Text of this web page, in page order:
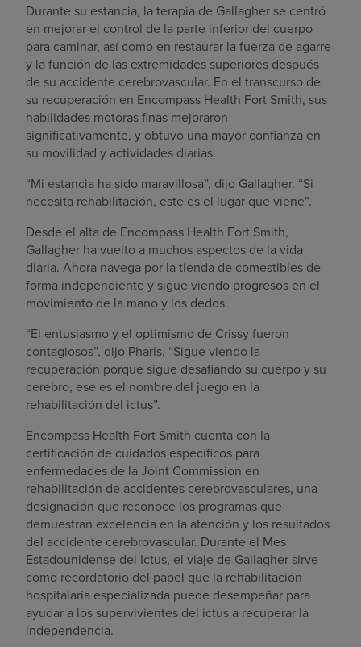
Durante su estancia, la terapia de Gallagher se centró
en mejorar el control de la parte inferior del cuerpo
para caminar, así como en restaurar la fuerza de agarre
y la función de las extremidades superiores después
de su accidente cerebrovascular. En el transcurso de
su recuperación en Encompass Health Fort Smith, sus
habilidades motoras finas mejoraron
significativamente, y obtuvo una mayor confianza en
su movilidad y actividades diarias.
“Mi estancia ha sido maravillosa”, dijo Gallagher. “Si
necesita rehabilitación, este es el lugar que viene”.
Desde el alta de Encompass Health Fort Smith,
Gallagher ha vuelto a muchos aspectos de la vida
diaria. Ahora navega por la tienda de comestibles de
forma independiente y sigue viendo progresos en el
movimiento de la mano y los dedos.
“El entusiasmo y el optimismo de Crissy fueron
contagiosos”, dijo Pharis. “Sigue viendo la
recuperación porque sigue desafiando su cuerpo y su
cerebro, ese es el nombre del juego en la
rehabilitación del ictus”.
Encompass Health Fort Smith cuenta con la
certificación de cuidados específicos para
enfermedades de la Joint Commission en
rehabilitación de accidentes cerebrovasculares, una
designación que reconoce los programas que
demuestran excelencia en la atención y los resultados
del accidente cerebrovascular. Durante el Mes
Estadounidense del Ictus, el viaje de Gallagher sirve
como recordatorio del papel que la rehabilitación
hospitalaria especializada puede desempeñar para
ayudar a los supervivientes del ictus a recuperar la
independencia.